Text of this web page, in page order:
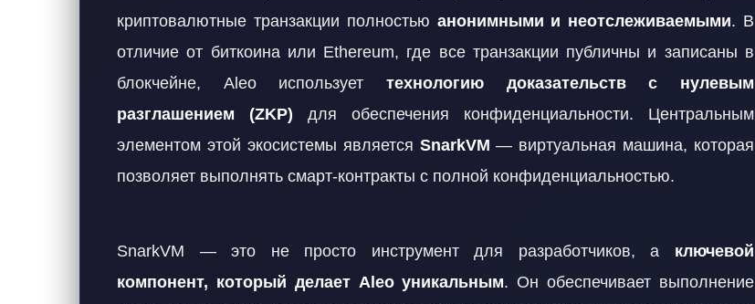
криптовалютные транзакции полностью анонимными и неотслеживаемыми. В
отличие от биткоина или Ethereum, где все транзакции публичны и записаны в
блокчейне, Aleo использует технологию доказательств с нулевым
разглашением (ZKP) для обеспечения конфиденциальности. Центральным
элементом этой экосистемы является SnarkVM — виртуальная машина, которая
позволяет выполнять смарт-контракты с полной конфиденциальностью.
SnarkVM — это не просто инструмент для разработчиков, а ключевой
компонент, который делает Aleo уникальным. Он обеспечивает выполнение